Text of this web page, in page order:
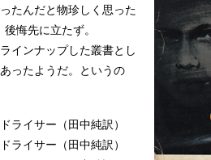
たんだと物珍しく思った
悔先に立たず。
インナップした叢書とし
ったようだ。というの
ライサー（田中純訳）
ライサー（田中純訳）